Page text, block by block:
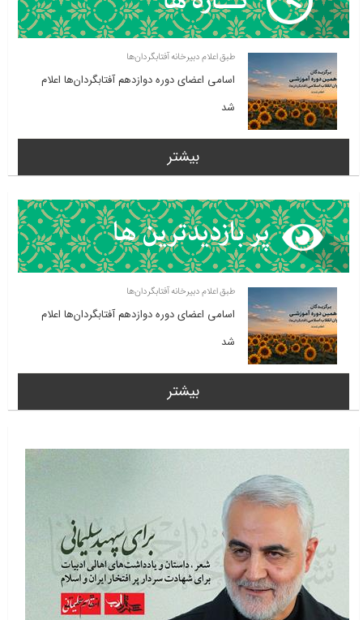
طبق اعلام دبیرخانه آفتابگردان‌ها
اسامی اعضای دوره دوازدهم آفتابگردان‌ها اعلام
شد
بیشتر
طبق اعلام دبیرخانه آفتابگردان‌ها
اسامی اعضای دوره دوازدهم آفتابگردان‌ها اعلام
شد
بیشتر